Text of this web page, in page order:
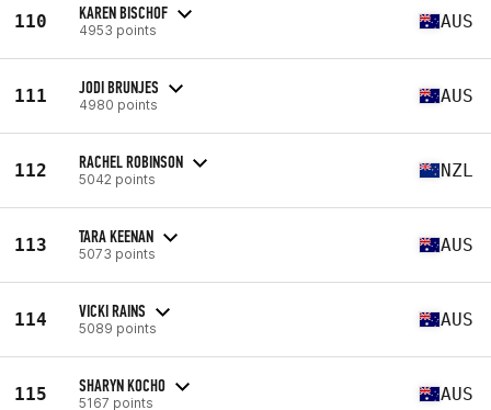
110 KAREN BISCHOF
4953 points AUS
111 JODI BRUNJES
4980 points AUS
112 RACHEL ROBINSON
5042 points NZL
113 TARA KEENAN
5073 points AUS
114 VICKI RAINS
5089 points AUS
115 SHARYN KOCHO
5167 points AUS